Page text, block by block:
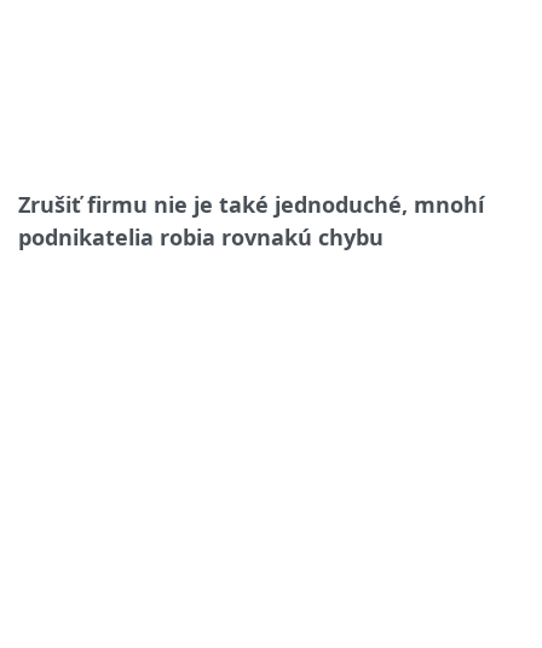
Zrušiť firmu nie je také jednoduché, mnohí
podnikatelia robia rovnakú chybu